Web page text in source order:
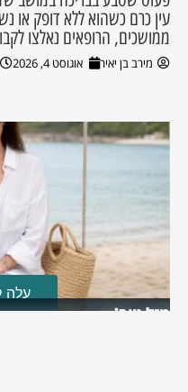
עין כרם כשהוא ללא דופק או
ממושכים, הרופאים נאלצו
מירב בן יאיר אוגוסט 4, 2026
מזל טוב!
עלה